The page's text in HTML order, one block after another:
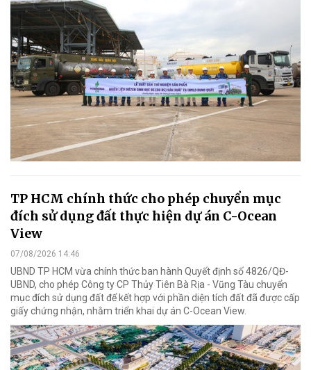
TP HCM chính thức cho phép chuyển mục
đích sử dụng đất thực hiện dự án C-Ocean
View
07/08/2026 14:46
UBND TP HCM vừa chính thức ban hành Quyết định số 4826/QĐ-
UBND, cho phép Công ty CP Thủy Tiên Bà Rịa - Vũng Tàu chuyển
mục đích sử dụng đất để kết hợp với phần diện tích đất đã được cấp
giấy chứng nhận, nhằm triển khai dự án C-Ocean View.